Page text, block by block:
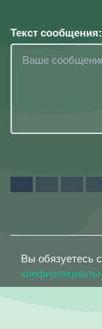
Текст сообщения:
Вы обязуетесь